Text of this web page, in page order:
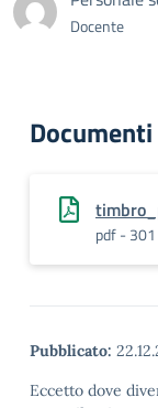
Docente
Documenti
pdf -
Pubblicato:
Eccetto dove